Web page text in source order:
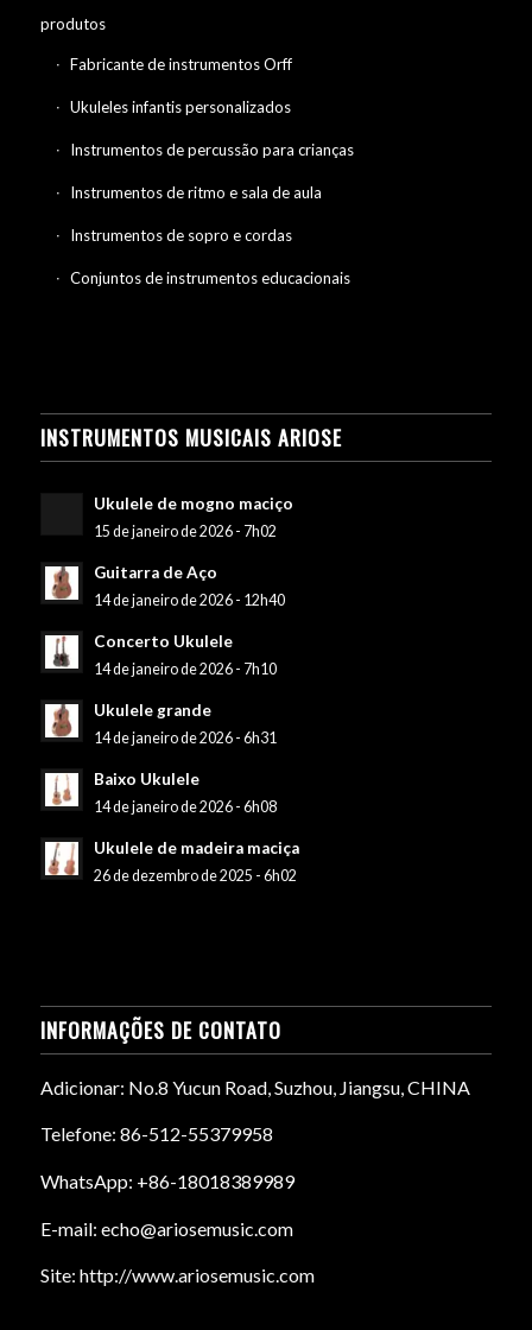
produtos
Fabricante de instrumentos Orff
Ukuleles infantis personalizados
Instrumentos de percussão para crianças
Instrumentos de ritmo e sala de aula
Instrumentos de sopro e cordas
Conjuntos de instrumentos educacionais
INSTRUMENTOS MUSICAIS ARIOSE
Ukulele de mogno maciço
15 de janeiro de 2026 - 7h02
Guitarra de Aço
14 de janeiro de 2026 - 12h40
Concerto Ukulele
14 de janeiro de 2026 - 7h10
Ukulele grande
14 de janeiro de 2026 - 6h31
Baixo Ukulele
14 de janeiro de 2026 - 6h08
Ukulele de madeira maciça
26 de dezembro de 2025 - 6h02
INFORMAÇÕES DE CONTATO
Adicionar: No.8 Yucun Road, Suzhou, Jiangsu, CHINA
Telefone: 86-512-55379958
WhatsApp: +86-18018389989
E-mail: echo@ariosemusic.com
Site: http://www.ariosemusic.com